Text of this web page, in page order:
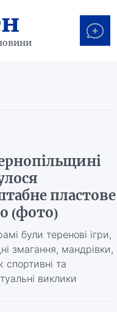
пластове
(фото)
були теренові ігри,
змагання, мандрівки,
спортивні та
виклики